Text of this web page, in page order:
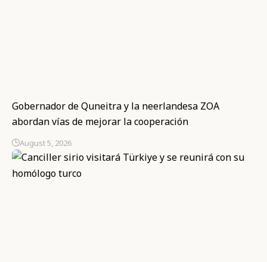
Gobernador de Quneitra y la neerlandesa ZOA
abordan vías de mejorar la cooperación
August 5, 2026